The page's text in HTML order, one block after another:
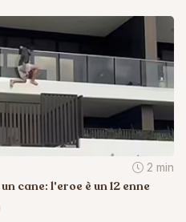
2 min
cane: l'eroe è un 12 enne